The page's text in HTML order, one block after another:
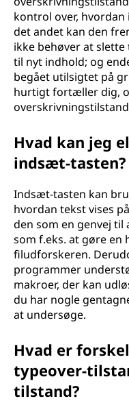
kontrol over,
det andet kan den
ikke behøver at
til nyt indhold; og
begået utilsigtet på
hurtigt fortæller dig,
Hvad kan jeg
indsæt-tasten?
Indsæt-tasten kan
hvordan tekst vises
den som en genvej
som f.eks. at gøre en
filudforskeren.
programmer
makroer, der kan
du har nogle
at undersøge.
Hvad er
typeover-
tilstand?